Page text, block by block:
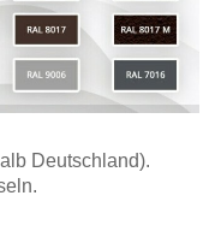
Deutschland).